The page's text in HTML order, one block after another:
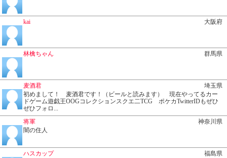
kai 大阪府
林檎ちゃん 群馬県
麦酒君
埼玉県
初めまして！ 麦酒君です！（ビールと読みます） 現在やってるカー
ドゲーム遊戯王OOGコレクションスクエ二TCG ポケカTwitterIDもぜひ
ぜひフォロ...
将軍
神奈川県
闇の住人
ハスカップ
福島県